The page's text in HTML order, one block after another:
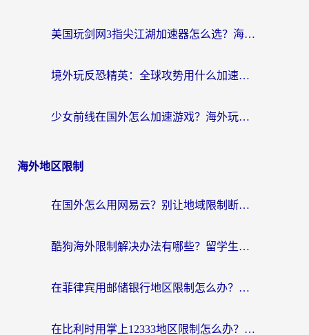
美国玩剑网3指尖江湖加速器怎么选？海外党亲测避坑指南
境外玩反恐精英：全球攻势用什么加速器？2026海外玩家亲测实用指南
少女前线在国外怎么加速游戏？海外玩家必看的国服游戏畅玩指南
海外地区限制
在国外怎么用网易云？别让地域限制断了你的中文歌单——附听书社交定位解决方案
酷狗海外限制解决办法有哪些？留学生亲测有效的回国加速指南
在菲律宾用邮储银行地区限制怎么办？海外华人必看的回国加速解决方案
在比利时用掌上12333地区限制怎么办？海外华人亲测有效的回国加速方案